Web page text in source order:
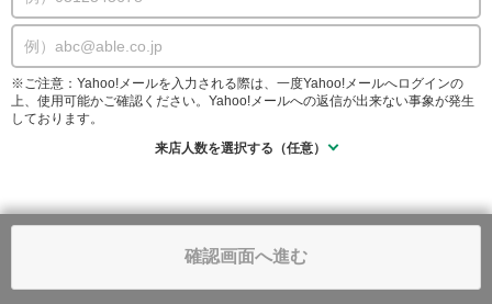
※ご注意：Yahoo!メールを入力される際は、一度Yahoo!メールへログインの
上、使用可能かご確認ください。Yahoo!メールへの返信が出来ない事象が発生
しております。
来店人数を選択する（任意）
確認画面へ進む